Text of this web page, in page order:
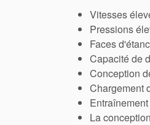
Vitesses
Pressions
Faces
Capacité de
Conception
Chargement
La